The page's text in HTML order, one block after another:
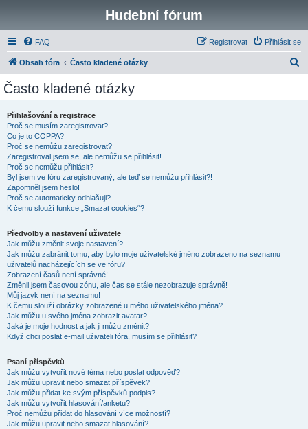
Hudební fórum
FAQ Přihlásit se
Registrovat
Obsah fóra Často kladené otázky
Často kladené otázky
Přihlašování a registrace
Proč se musím zaregistrovat?
Co je to COPPA?
Proč se nemůžu zaregistrovat?
Zaregistroval jsem se, ale nemůžu se přihlásit!
Proč se nemůžu přihlásit?
Byl jsem ve fóru zaregistrovaný, ale teď se nemůžu přihlásit?!
Zapomněl jsem heslo!
Proč se automaticky odhlašuji?
K čemu slouží funkce „Smazat cookies“?
Předvolby a nastavení uživatele
Jak můžu změnit svoje nastavení?
Jak můžu zabránit tomu, aby bylo moje uživatelské jméno zobrazeno na seznamu
uživatelů nacházejících se ve fóru?
Zobrazení časů není správné!
Změnil jsem časovou zónu, ale čas se stále nezobrazuje správně!
Můj jazyk není na seznamu!
K čemu slouží obrázky zobrazené u mého uživatelského jména?
Jak můžu u svého jména zobrazit avatar?
Jaká je moje hodnost a jak ji můžu změnit?
Když chci poslat e-mail uživateli fóra, musím se přihlásit?
Psaní příspěvků
Jak můžu vytvořit nové téma nebo poslat odpověď?
Jak můžu upravit nebo smazat příspěvek?
Jak můžu přidat ke svým příspěvků podpis?
Jak můžu vytvořit hlasování/anketu?
Proč nemůžu přidat do hlasování více možností?
Jak můžu upravit nebo smazat hlasování?